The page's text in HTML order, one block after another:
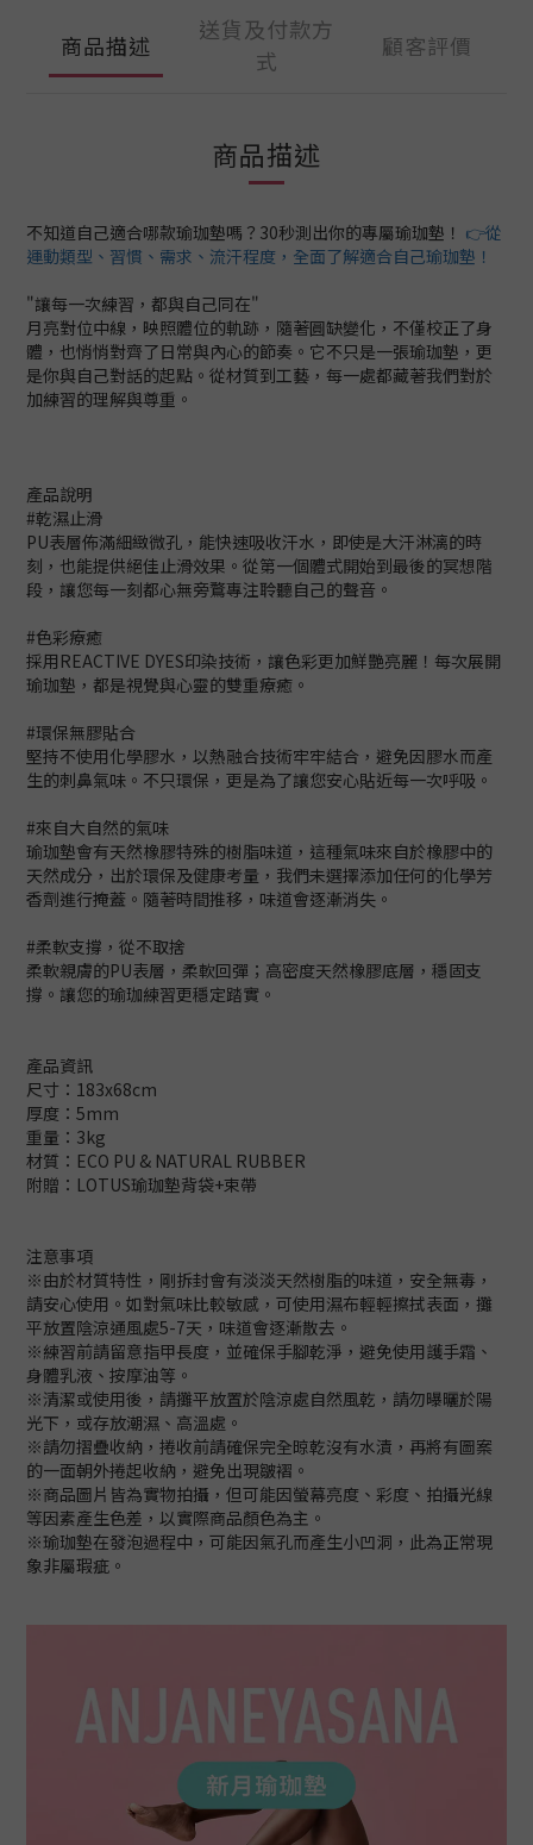
商品描述
送貨及付款方
式
顧客評價
商品描述
不知道自己適合哪款瑜珈墊嗎？30秒測出你的專屬瑜珈墊！ 👉從
運動類型、習慣、需求、流汗程度，全面了解適合自己瑜珈墊！
"讓每一次練習，都與自己同在"
月亮對位中線，映照體位的軌跡，隨著圓缺變化，不僅校正了身
體，也悄悄對齊了日常與內心的節奏。它不只是一張瑜珈墊，更
是你與自己對話的起點。從材質到工藝，每一處都藏著我們對於
加練習的理解與尊重。
產品說明
#乾濕止滑
PU表層佈滿細緻微孔，能快速吸收汗水，即使是大汗淋漓的時
刻，也能提供絕佳止滑效果。從第一個體式開始到最後的冥想階
段，讓您每一刻都心無旁鶩專注聆聽自己的聲音。
#色彩療癒
採用REACTIVE DYES印染技術，讓色彩更加鮮艷亮麗！每次展開
瑜珈墊，都是視覺與心靈的雙重療癒。
#環保無膠貼合
堅持不使用化學膠水，以熱融合技術牢牢結合，避免因膠水而產
生的刺鼻氣味。不只環保，更是為了讓您安心貼近每一次呼吸。
#來自大自然的氣味
瑜珈墊會有天然橡膠特殊的樹脂味道，這種氣味來自於橡膠中的
天然成分，出於環保及健康考量，我們未選擇添加任何的化學芳
香劑進行掩蓋。隨著時間推移，味道會逐漸消失。
#柔軟支撐，從不取捨
柔軟親膚的PU表層，柔軟回彈；高密度天然橡膠底層，穩固支
撐。讓您的瑜珈練習更穩定踏實。
產品資訊
尺寸：183x68cm
厚度：5mm
重量：3kg
材質：ECO PU & NATURAL RUBBER
附贈：LOTUS瑜珈墊背袋+束帶
注意事項
※由於材質特性，剛拆封會有淡淡天然樹脂的味道，安全無毒，
請安心使用。如對氣味比較敏感，可使用濕布輕輕擦拭表面，攤
平放置陰涼通風處5-7天，味道會逐漸散去。
※練習前請留意指甲長度，並確保手腳乾淨，避免使用護手霜、
身體乳液、按摩油等。
※清潔或使用後，請攤平放置於陰涼處自然風乾，請勿曝曬於陽
光下，或存放潮濕、高溫處。
※請勿摺疊收納，捲收前請確保完全晾乾沒有水漬，再將有圖案
的一面朝外捲起收納，避免出現皺褶。
※商品圖片皆為實物拍攝，但可能因螢幕亮度、彩度、拍攝光線
等因素產生色差，以實際商品顏色為主。
※瑜珈墊在發泡過程中，可能因氣孔而產生小凹洞，此為正常現
象非屬瑕疵。